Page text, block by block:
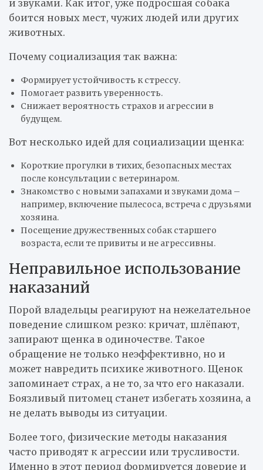
и звуками. Как итог, уже подросшая собака
боится новых мест, чужих людей или других
животных.
Почему социализация так важна:
Формирует устойчивость к стрессу.
Помогает развить уверенность.
Снижает вероятность страхов и агрессии в
будущем.
Вот несколько идей для социализации щенка:
Короткие прогулки в тихих, безопасных местах
после консультации с ветеринаром.
Знакомство с новыми запахами и звуками дома –
например, включение пылесоса, встреча с друзьями
хозяина.
Посещение дружественных собак старшего
возраста, если те привиты и не агрессивны.
Неправильное использование
наказаний
Порой владельцы реагируют на нежелательное
поведение слишком резко: кричат, шлёпают,
запирают щенка в одиночестве. Такое
обращение не только неэффективно, но и
может навредить психике животного. Щенок
запоминает страх, а не то, за что его наказали.
Боязливый питомец станет избегать хозяина, а
не делать выводы из ситуации.
Более того, физические методы наказания
часто приводят к агрессии или трусливости.
Именно в этот период формируется доверие и